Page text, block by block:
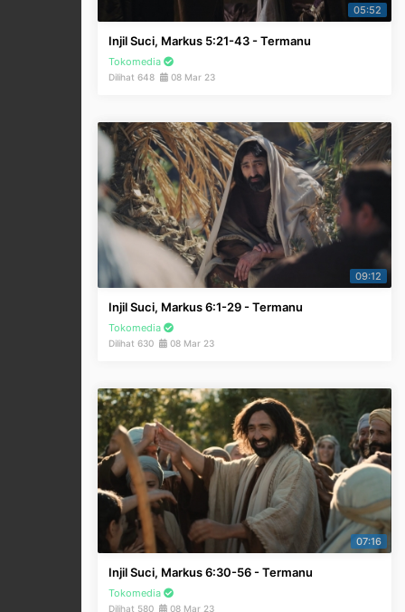
05:52
Injil Suci, Markus 5:21-43 - Termanu
Tokomedia
Dilihat 648 08 Mar 23
09:12
Injil Suci, Markus 6:1-29 - Termanu
Tokomedia
Dilihat 630 08 Mar 23
07:16
Injil Suci, Markus 6:30-56 - Termanu
Tokomedia
Dilihat 580 08 Mar 23